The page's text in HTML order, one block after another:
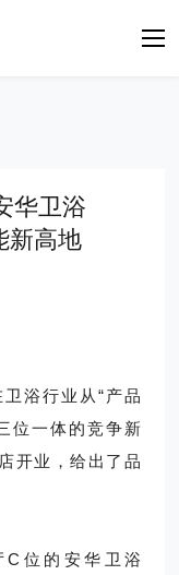
华卫浴
新高地
浴行业从“产品
位一体的竞争新
开业，给出了品
C位的安华卫浴